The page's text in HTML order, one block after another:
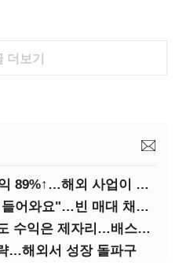
더보기
롯데웰푸드, 2분기 영업익 89%↑…해외 사업이 실적 견인
(현장+)"12일엔 물건 다 들어와요"…빈 매대 채우며 문 연 홈플러스
(SPC 민낯)②매출 늘어도 수익은 제자리…배스킨라빈스 점주 '속앓이'
…해외서 성장 돌파구